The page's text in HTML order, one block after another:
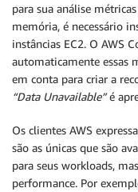
para sua análise
memória, é necessário
instâncias EC2. O AWS
automaticamente essas
em conta para criar a
“Data Unavailable”é
Os clientes AWS
são as únicas que são
para seus workloads,
performance. Por